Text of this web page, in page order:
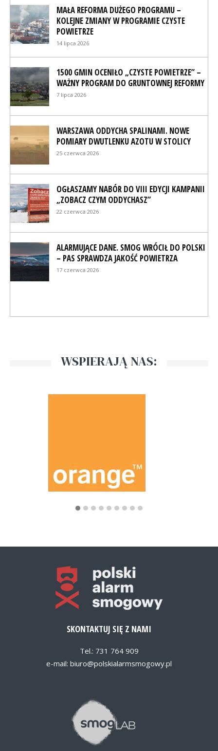
MAŁA REFORMA DUŻEGO PROGRAMU –
KOLEJNE ZMIANY W PROGRAMIE CZYSTE
POWIETRZE
14 lipca 2026
1500 GMIN OCENIŁO „CZYSTE POWIETRZE” –
WAŻNY PROGRAM DO GRUNTOWNEJ REFORMY
7 lipca 2026
WARSZAWA ODDYCHA SPALINAMI. NOWE
POMIARY DWUTLENKU AZOTU W STOLICY
25 czerwca 2026
OGŁASZAMY NABÓR DO VIII EDYCJI KAMPANII
„ZOBACZ CZYM ODDYCHASZ”
22 czerwca 2026
ALARMUJĄCE DANE. SMOG WRÓCIŁ DO POLSKI
– PAS SPRAWDZA JAKOŚĆ POWIETRZA
17 czerwca 2026
WSPIERAJĄ NAS:
SKONTAKTUJ SIĘ Z NAMI
Tel.: 731 764 909
e-mail: biuro@polskialarmsmogowy.pl